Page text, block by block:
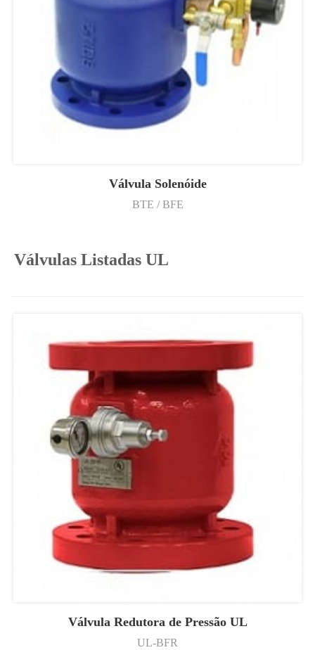
Válvula Solenóide
BTE / BFE
Válvulas Listadas UL
Válvula Redutora de Pressão UL
UL-BFR